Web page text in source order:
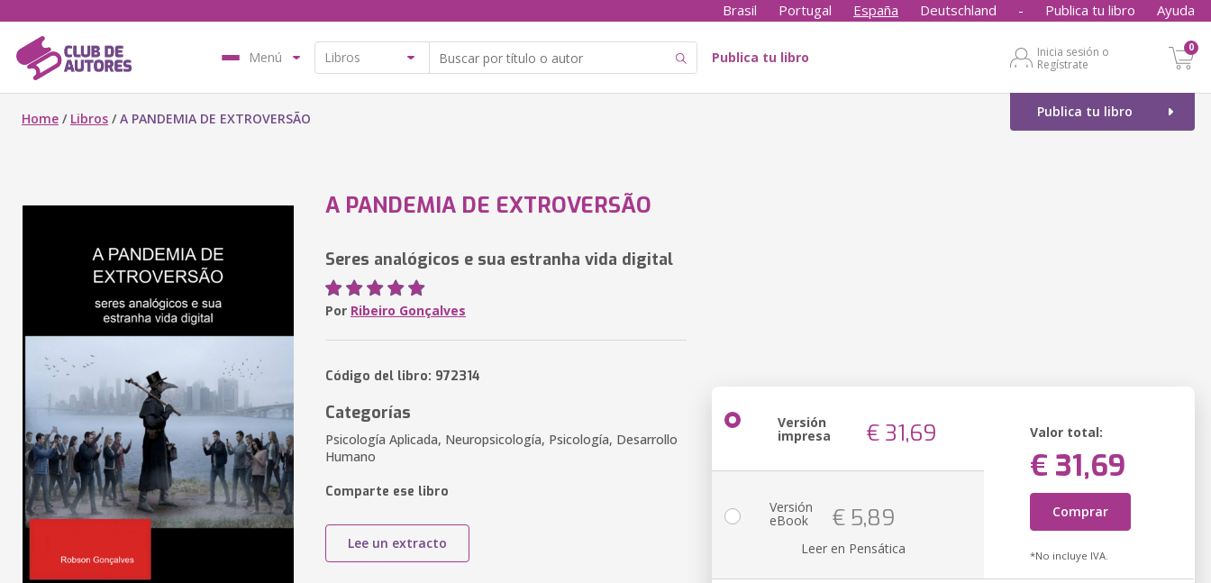
Brasil Portugal España Deutschland - Publica tu libro Ayuda
Menú Publica tu libro
Inicia sesión o
Regístrate
0
Publica tu libro
Home / Libros /A PANDEMIA DE EXTROVERSÃO
A PANDEMIA DE EXTROVERSÃO
Seres analógicos e sua estranha vida digital
Por Ribeiro Gonçalves
Código del libro: 972314
Categorías
Psicología Aplicada, Neuropsicología, Psicología, Desarrollo
Humano
Comparte ese libro
Lee un extracto
Versión
impresa € 31,69 Valor total:
€ 31,69
Comprar
*No incluye IVA.
Versión
eBook € 5,89
Leer en Pensática